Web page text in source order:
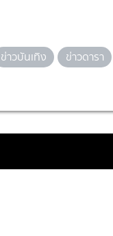
ข่าวบันเทิง ข่าวดารา